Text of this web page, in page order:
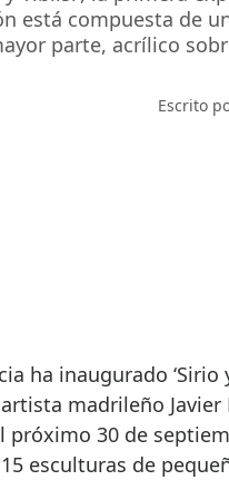
está compuesta de
parte, acrílico
Escrito
madrileño Javier
próximo 30 de
esculturas de